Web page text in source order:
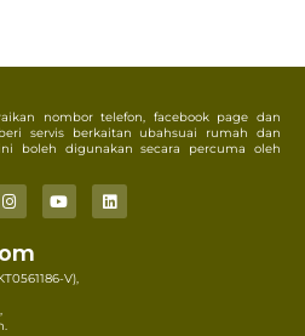
nombor telefon, facebook page dan
servis berkaitan ubahsuai rumah dan
boleh digunakan secara percuma oleh
V),